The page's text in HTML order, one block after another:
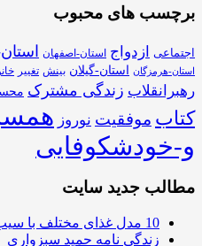
برچسب های محبوب
اجتماعی ازدواج استان-اصفهان
استان-هرمزگان استان-گیلان بینش تغییر
رهبرانقلاب زندگی مشترک
کتاب موفقیت نوروز
و-خودشکوفایی
مطالب جدید سایت
10 مدل غذای مختلف با سیب زمینی
زندگی نامه حمید سبزواری